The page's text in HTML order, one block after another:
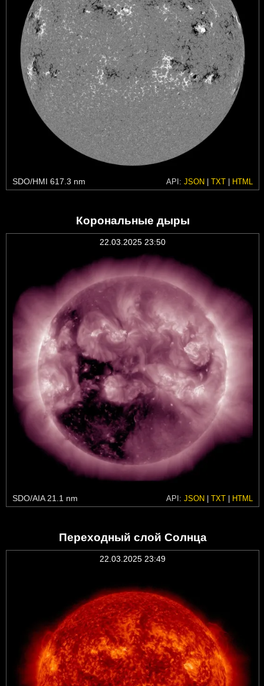
SDO/HMI 617.3 nm API: JSON | TXT | HTML
Корональные дыры
22.03.2025 23:50
SDO/AIA 21.1 nm API: JSON | TXT | HTML
Переходный слой Солнца
22.03.2025 23:49